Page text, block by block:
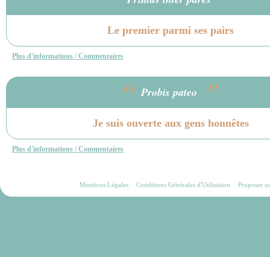
Le premier parmi ses pairs
Plus d'informations / Commentaires
“ Probis pateo ”
Je suis ouverte aux gens honnêtes
Plus d'informations / Commentaires
Mentions Légales Conditions Générales d'Utilisation Proposer